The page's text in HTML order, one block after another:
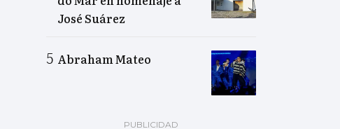
José Suárez
Abraham Mateo